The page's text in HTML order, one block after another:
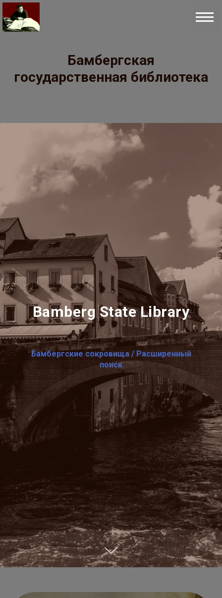
Бамбергская
государственная библиотека
Bamberg State Library
Бамбергские сокровища / Расширенный
поиск